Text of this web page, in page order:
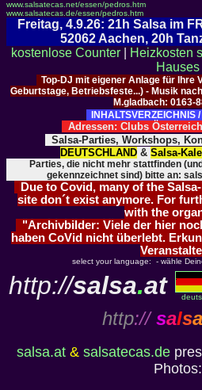
www.salsatecas.net/essen/pedros.htm
www.salsatecas.de/essen/pedros.htm
Freitag, 4.9.26: 21h Salsa im
52062 Aachen, 20h
kostenlose Counter|
Heizkosten
Hauses
Top-DJ mit eigener Anlage für Ihre
Geburtstage, Betriebsfeste...) - Musik
M.gladbach: 0163-
INHALTSVERZEICHNIS
Adressen: Clubs
Salsa-Parties, Workshops,
DEUTSCHLAND & Salsa-
Parties, die nicht mehr stattfinden
gekennzeichnet sind) bitte an:
Due to Covid, many of the
site don´t exist anymore. For
with the
"Archivbilder: Viele der hier
haben CoVid nicht überlebt.
select your language: - wähle
http://salsa.at
http:// salsa
salsa.at & salsatecas.de
Photos: